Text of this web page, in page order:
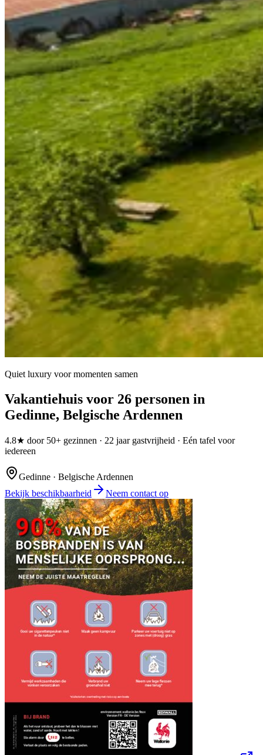
Quiet luxury voor momenten samen
Vakantiehuis voor 26 personen in
Gedinne, Belgische Ardennen
4.8★ door 50+ gezinnen · 22 jaar gastvrijheid · Eén tafel voor
iedereen
Gedinne · Belgische Ardennen
Bekijk beschikbaarheid
Neem contact op